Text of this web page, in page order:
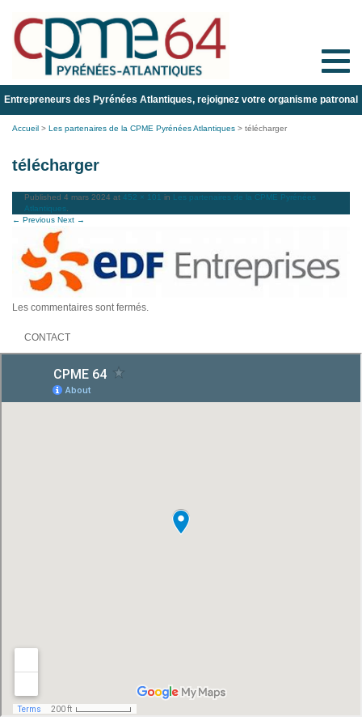
Toggle
Entrepreneurs des Pyrénées Atlantiques, rejoignez votre organisme patronal
Accueil > Les partenaires de la CPME Pyrénées Atlantiques > télécharger
télécharger
Published 4 mars 2024 at 452 × 101 in Les partenaires de la CPME Pyrénées
Atlantiques
← Previous Next →
Les commentaires sont fermés.
CONTACT